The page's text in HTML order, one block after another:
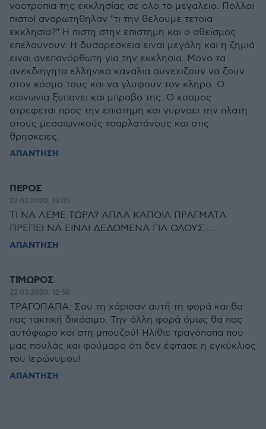
νοοτροπια της εκκλησίας σε ολο το μεγαλειο. Πολλοι
πιστοί αναρωτηθηλαν "τι την θελουμε τετοια
εκκλησία?" Η πιστη στην επιστημη και ο αθεϊσμος
επελαυνουν. Η δυσαρεσκεια ειναι μεγάλη και η ζημιά
ειναι ανεπανόρθωτη για την εκκλησια. Μονο τα
ανεκδιηγητα ελληνικα καναλια συνεχιζουν να ζουν
στον κόσμο τους και να γλυφουν τον κληρο. Ο
κοινωνια ξυπανει και μπραβο της. Ο κοσμος
στρεφεται προς την επιστημη και γυρναει την πλατη
στους μεσαιωνικούς τσαρλατάνους και στις
θρησκειες.
ΑΠΑΝΤΗΣΗ
ΠΕΡΟΣ
22.03.2020, 13:05
TI NA ΛΕΜΕ ΤΩΡΑ? ΑΠΛΑ ΚΑΠΟΙΑ ΠΡΑΓΜΑΤΑ
ΠΡΕΠΕΙ ΝΑ ΕΙΝΑΙ ΔΕΔΟΜΕΝΑ ΓΙΑ ΟΛΟΥΣ.....
ΑΠΑΝΤΗΣΗ
ΤΙΜΩΡΟΣ
22.03.2020, 12:50
ΤΡΑΓΟΠΑΠΑ: Σου τη χάρισαν αυτή τη φορά και θα
πας τακτική δικάσιμο. Την άλλη φορά όμως θα πας
αυτόφωρο και στη μπουζού! Ηλίθιε τραγόπαπα που
μας πουλάς και φούμαρα ότι δεν έφτασε η εγκύκλιος
του Ιερώνυμου!
ΑΠΑΝΤΗΣΗ